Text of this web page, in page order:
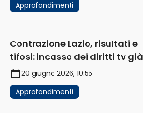
Approfondimenti
Contrazione Lazio, risultati e
tifosi: incasso dei diritti tv già
in flessione
20 giugno 2026, 10:55
Approfondimenti